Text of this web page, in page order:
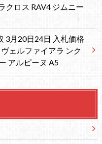
クロス RAV4 ジムニー
3月20日24日 入札価格
ェルファイアラ ンク
アルピーヌ A5